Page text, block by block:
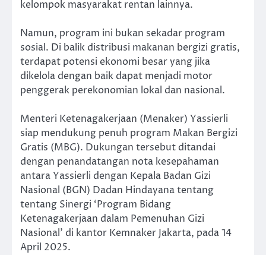
kelompok masyarakat rentan lainnya.
Namun, program ini bukan sekadar program
sosial. Di balik distribusi makanan bergizi gratis,
terdapat potensi ekonomi besar yang jika
dikelola dengan baik dapat menjadi motor
penggerak perekonomian lokal dan nasional.
Menteri Ketenagakerjaan (Menaker) Yassierli
siap mendukung penuh program Makan Bergizi
Gratis (MBG). Dukungan tersebut ditandai
dengan penandatangan nota kesepahaman
antara Yassierli dengan Kepala Badan Gizi
Nasional (BGN) Dadan Hindayana tentang
tentang Sinergi ‘Program Bidang
Ketenagakerjaan dalam Pemenuhan Gizi
Nasional’ di kantor Kemnaker Jakarta, pada 14
April 2025.